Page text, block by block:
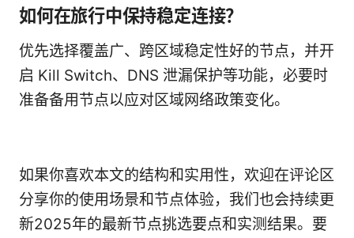
如何在旅行中保持稳定连接？
优先选择覆盖广、跨区域稳定性好的节点，并开
启 Kill Switch、DNS 泄漏保护等功能，必要时
准备备用节点以应对区域网络政策变化。
如果你喜欢本文的结构和实用性，欢迎在评论区
分享你的使用场景和节点体验，我们也会持续更
新2025年的最新节点挑选要点和实测结果。要